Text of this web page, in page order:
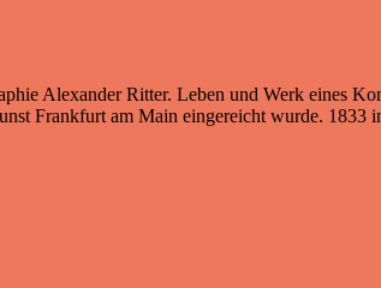
Alexander Ritter. Leben und Werk eines
Frankfurt am Main eingereicht wurde. 1833